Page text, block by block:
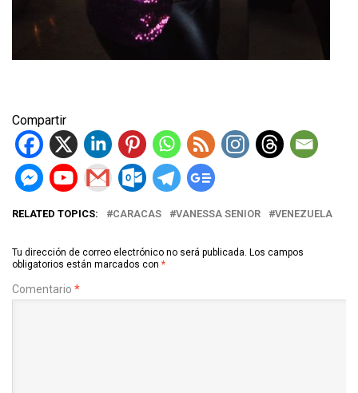
Compartir
RELATED TOPICS: CARACAS VANESSA SENIOR VENEZUELA
Tu dirección de correo electrónico no será publicada. Los campos
obligatorios están marcados con *
Comentario *